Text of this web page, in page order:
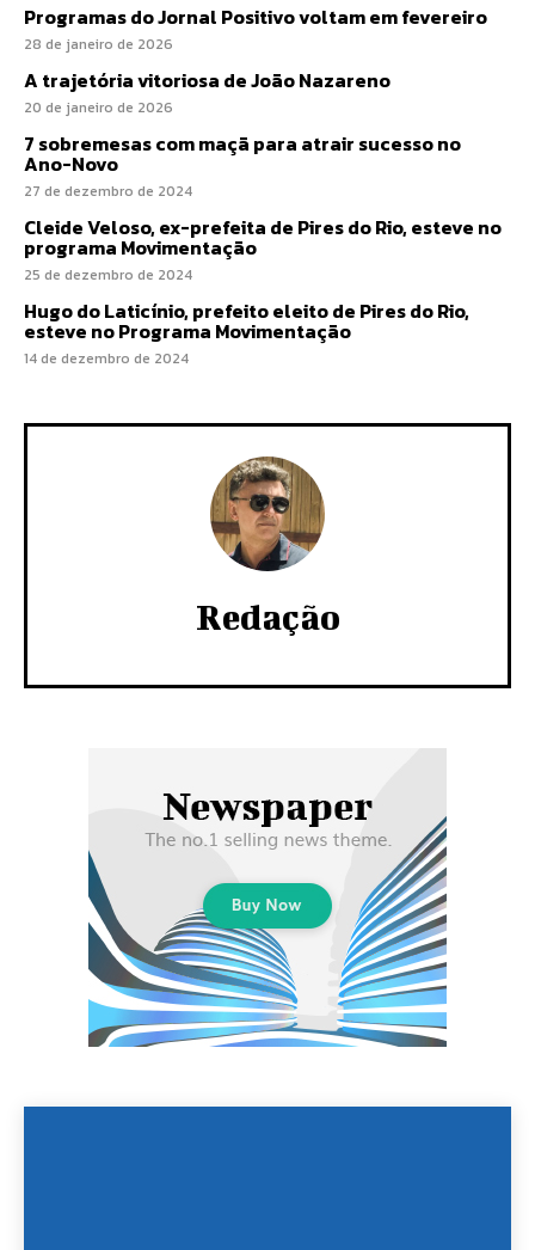
Programas do Jornal Positivo voltam em fevereiro
28 de janeiro de 2026
A trajetória vitoriosa de João Nazareno
20 de janeiro de 2026
7 sobremesas com maçã para atrair sucesso no
Ano-Novo
27 de dezembro de 2024
Cleide Veloso, ex-prefeita de Pires do Rio, esteve no
programa Movimentação
25 de dezembro de 2024
Hugo do Laticínio, prefeito eleito de Pires do Rio,
esteve no Programa Movimentação
14 de dezembro de 2024
Redação